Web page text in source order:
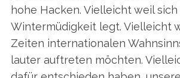
hohe Hacken. Vielleicht weil sich
Wintermüdigkeit legt. Vielleicht
Zeiten internationalen
lauter auftreten möchten.